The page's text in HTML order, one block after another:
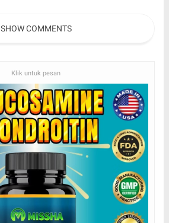
SHOW COMMENTS
Klik untuk pesan